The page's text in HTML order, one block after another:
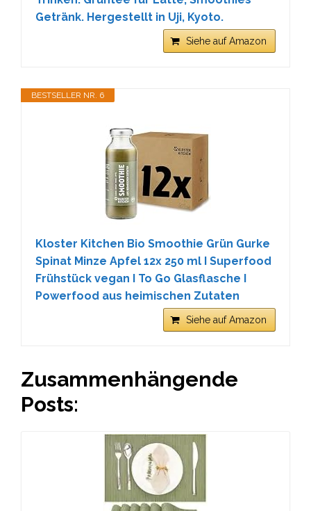
Getränk. Hergestellt in Uji, Kyoto.
Siehe auf Amazon
BESTSELLER NR. 6
Kloster Kitchen Bio Smoothie Grün Gurke
Spinat Minze Apfel 12x 250 ml I Superfood
Frühstück vegan I To Go Glasflasche I
Powerfood aus heimischen Zutaten
Siehe auf Amazon
Zusammenhängende
Posts: